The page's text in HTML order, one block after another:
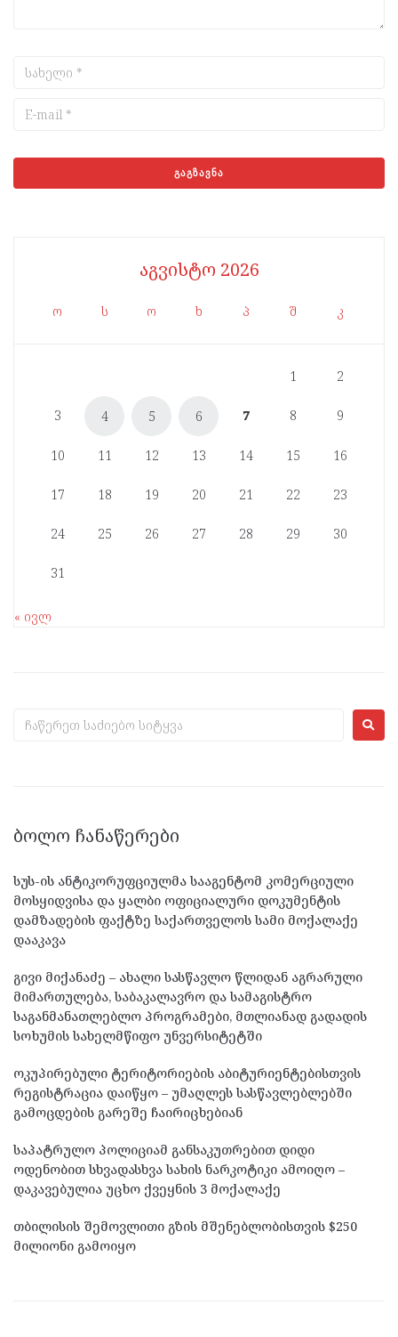
აგვისტო 2026
ო ს ო ხ პ შ კ
1 2
3 4 5 6 7 8 9
10 11 12 13 14 15 16
17 18 19 20 21 22 23
24 25 26 27 28 29 30
31
« ივლ
ᲑᲝᲚᲝ ᲩᲐᲜᲐᲬᲔᲠᲔᲑᲘ
სუს-ის ანტიკორუფციულმა სააგენტომ კომერციული
მოსყიდვისა და ყალბი ოფიციალური დოკუმენტის
დამზადების ფაქტზე საქართველოს სამი მოქალაქე
დააკავა
გივი მიქანაძე – ახალი სასწავლო წლიდან აგრარული
მიმართულება, საბაკალავრო და სამაგისტრო
საგანმანათლებლო პროგრამები, მთლიანად გადადის
სოხუმის სახელმწიფო უნვერსიტეტში
ოკუპირებული ტერიტორიების აბიტურიენტებისთვის
რეგისტრაცია დაიწყო – უმაღლეს სასწავლებლებში
გამოცდების გარეშე ჩაირიცხებიან
საპატრულო პოლიციამ განსაკუთრებით დიდი
ოდენობით სხვადასხვა სახის ნარკოტიკი ამოიღო –
დაკავებულია უცხო ქვეყნის 3 მოქალაქე
თბილისის შემოვლითი გზის მშენებლობისთვის $250
მილიონი გამოიყო